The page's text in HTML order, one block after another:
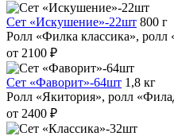
Сет «Искушение»-22шт 800 г
Ролл «Филка классика»,
от 2100 ₽
Сет «Фаворит»-64шт 1,8 кг
Ролл «Якитория», ролл
от 2400 ₽